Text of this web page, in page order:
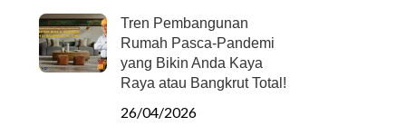
Tren Pembangunan
Rumah Pasca-Pandemi
yang Bikin Anda Kaya
Raya atau Bangkrut Total!
26/04/2026